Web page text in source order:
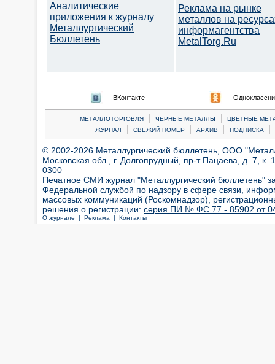
Аналитические
приложения к журналу
Металлургический
Бюллетень
Реклама на рынке
металлов на
информагентства
MetalTorg.Ru
ВКонтакте
МЕТАЛЛОТОРГОВЛЯ | ЧЕРНЫЕ МЕТАЛЛЫ |
ЦВЕТНЫЕ
ЖУРНАЛ
| СВЕЖИЙ НОМЕР | АРХИВ | ПОДПИСКА |
© 2002-2026 Металлургический бюллетень, ООО
Московская обл., г. Долгопрудный, пр-т Пацаева, д. 7,
0300
Печатное СМИ журнал "Металлургический бюллетень"
Федеральной службой по надзору в сфере связи,
массовых коммуникаций (Роскомнадзор),
решения о регистрации: серия ПИ № ФС 77 - 85902 от 04
О журнале | Реклама | Контакты